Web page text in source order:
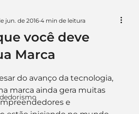
você deve
Marca
jun. de 2016 4 min de leitura
de 5 estrelas.
do avanço da tecnologia,
marca ainda gera muitas
e